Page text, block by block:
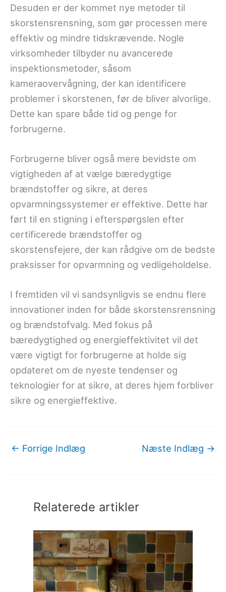
Desuden er der kommet nye metoder til
skorstensrensning, som gør processen mere
effektiv og mindre tidskrævende. Nogle
virksomheder tilbyder nu avancerede
inspektionsmetoder, såsom
kameraovervågning, der kan identificere
problemer i skorstenen, før de bliver alvorlige.
Dette kan spare både tid og penge for
forbrugerne.
Forbrugerne bliver også mere bevidste om
vigtigheden af at vælge bæredygtige
brændstoffer og sikre, at deres
opvarmningssystemer er effektive. Dette har
ført til en stigning i efterspørgslen efter
certificerede brændstoffer og
skorstensfejere, der kan rådgive om de bedste
praksisser for opvarmning og vedligeholdelse.
I fremtiden vil vi sandsynligvis se endnu flere
innovationer inden for både skorstensrensning
og brændstofvalg. Med fokus på
bæredygtighed og energieffektivitet vil det
være vigtigt for forbrugerne at holde sig
opdateret om de nyeste tendenser og
teknologier for at sikre, at deres hjem forbliver
sikre og energieffektive.
← Forrige Indlæg Næste Indlæg →
Relaterede artikler